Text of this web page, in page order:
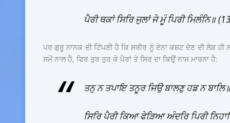
ਪੈਰੀ ਥਕਾਂ ਸਿਰਿ ਜੁਲਾਂ ਜੇ ਮੂੰ ਪਿਰੀ ਮਿਲੰਨਿ॥
ਪਰ ਗੁਰੂ ਨਾਨਕ ਦੀ ਟਿੱਪਣੀ ਹੈ ਕਿ ਸਰੀਰ ਨੂੰ ਏਨਾ ਕਸ਼ਟ ਦੇਣ ਦੀ ਲੋੜ
ਸਮੇਂ ਨਾਲ ਹੈ, ਫਿਰ ਤੁਰ ਤੁਰ ਕੇ ਪੈਰਾਂ ਤੇ ਸਿਰ ਦਾ ਕਿਉਂ ਨਾਸ ਮਾਰਨਾ ਹੈ:
ਤਨੁ ਨ ਤਪਾਇ ਤਨੂਰ ਜਿਉ ਬਾਲਣੁ ਹਡ ਨ
ਸਿਰਿ ਪੈਰੀ ਕਿਆ ਫੇੜਿਆ ਅੰਦਰਿ ਪਿਰੀ